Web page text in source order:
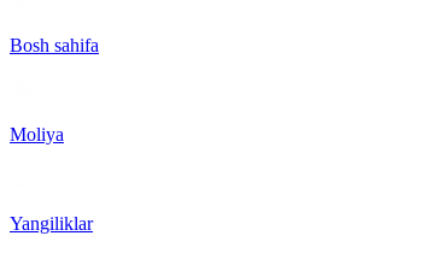
Bosh sahifa
Moliya
Yangiliklar